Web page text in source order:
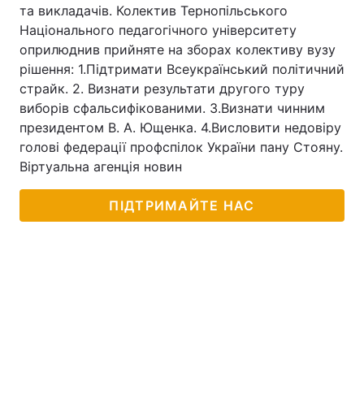
Техно і зв'язок Лайт
Зброя Інциденти
Здоров'я Туризм
Цікавинки Погода
Екологія
та викладачів. Колектив Тернопільського
Національного педагогічного університету
оприлюднив прийняте на зборах колективу вузу
рішення: 1.Підтримати Всеукраїнський політичний
страйк. 2. Визнати результати другого туру
виборів сфальсифікованими. 3.Визнати чинним
президентом В. А. Ющенка. 4.Висловити недовіру
голові федерації профспілок України пану Стояну.
Віртуальна агенція новин
ПІДТРИМАЙТЕ НАС